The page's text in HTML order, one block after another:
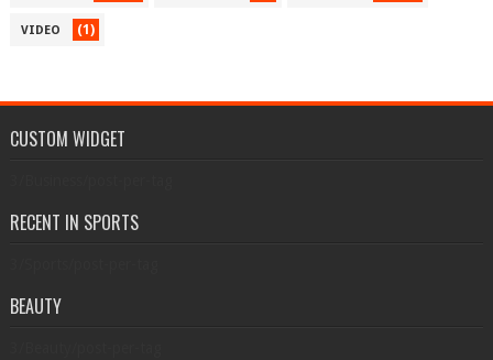
VIDEO (1)
CUSTOM WIDGET
RECENT IN SPORTS
BEAUTY